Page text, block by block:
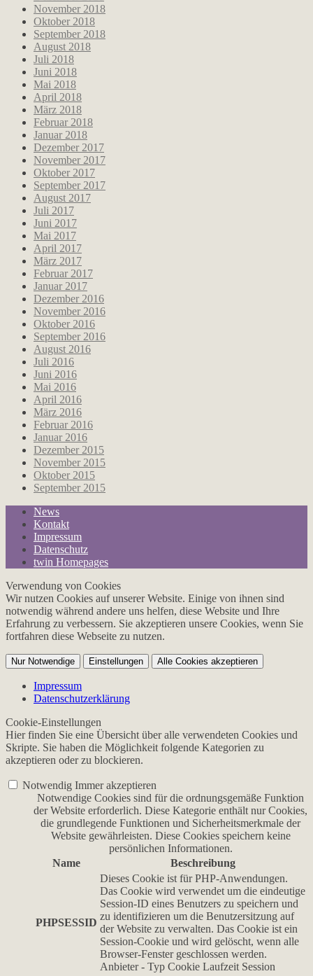
November 2018
Oktober 2018
September 2018
August 2018
Juli 2018
Juni 2018
Mai 2018
April 2018
März 2018
Februar 2018
Januar 2018
Dezember 2017
November 2017
Oktober 2017
September 2017
August 2017
Juli 2017
Juni 2017
Mai 2017
April 2017
März 2017
Februar 2017
Januar 2017
Dezember 2016
November 2016
Oktober 2016
September 2016
August 2016
Juli 2016
Juni 2016
Mai 2016
April 2016
März 2016
Februar 2016
Januar 2016
Dezember 2015
November 2015
Oktober 2015
September 2015
News
Kontakt
Impressum
Datenschutz
twin Homepages
Verwendung von Cookies
Wir nutzen Cookies auf unserer Website. Einige von ihnen sind
notwendig während andere uns helfen, diese Website und Ihre
Erfahrung zu verbessern. Sie akzeptieren unsere Cookies, wenn Sie
fortfahren diese Webseite zu nutzen.
Nur Notwendige Einstellungen Alle Cookies akzeptieren
Impressum
Datenschutzerklärung
Cookie-Einstellungen
Hier finden Sie eine Übersicht über alle verwendeten Cookies und
Skripte. Sie haben die Möglichkeit folgende Kategorien zu
akzeptieren oder zu blockieren.
Notwendig Immer akzeptieren
Notwendige Cookies sind für die ordnungsgemäße Funktion
der Website erforderlich. Diese Kategorie enthält nur Cookies,
die grundlegende Funktionen und Sicherheitsmerkmale der
Website gewährleisten. Diese Cookies speichern keine
persönlichen Informationen.
Name
Beschreibung
PHPSESSID
Dieses Cookie ist für PHP-Anwendungen.
Das Cookie wird verwendet um die eindeutige
Session-ID eines Benutzers zu speichern und
zu identifizieren um die Benutzersitzung auf
der Website zu verwalten. Das Cookie ist ein
Session-Cookie und wird gelöscht, wenn alle
Browser-Fenster geschlossen werden.
Anbieter - Typ Cookie Laufzeit Session